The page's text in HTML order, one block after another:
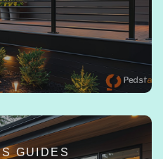
GUIDES